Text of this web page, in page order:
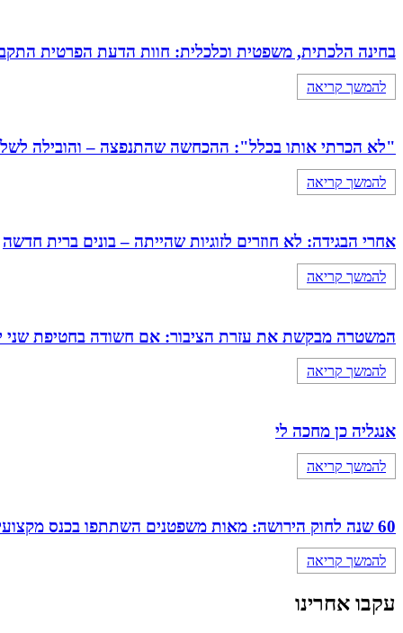
בחינה הלכתית, משפטית וכלכלית: חוות הדעת הפרטית
להמשך קריאה
"לא הכרתי אותו בכלל": ההכחשה שהתנפצה – והובילה לשלילת
להמשך קריאה
אחרי הבגידה: לא חוזרים לזוגיות שהייתה – בונים ברית חדשה
להמשך קריאה
המשטרה מבקשת את עזרת הציבור: אם חשודה בחטיפת שני
להמשך קריאה
אנגליה כן מחכה לי
להמשך קריאה
60 שנה לחוק הירושה: מאות משפטנים השתתפו בכנס מקצועי מיוחד של מחוז מרכז
להמשך קריאה
עקבו אחרינו